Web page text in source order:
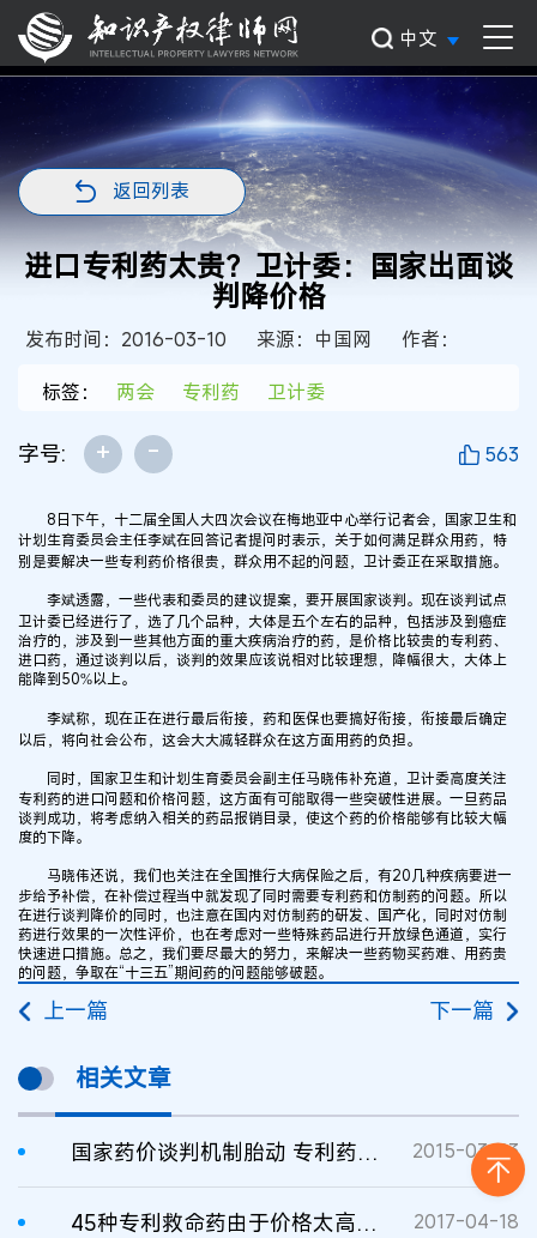
中文
返回列表
进口专利药太贵？卫计委：国家出面谈
判降价格
发布时间：2016-03-10 来源：中国网
作者：
标签：
两会 专利药 卫计委
字号: + - 563
8日下午，十二届全国人大四次会议在梅地亚中心举行记者会，国家卫生和
计划生育委员会主任李斌在回答记者提问时表示，关于如何满足群众用药，特
别是要解决一些专利药价格很贵，群众用不起的问题，卫计委正在采取措施。
李斌透露，一些代表和委员的建议提案，要开展国家谈判。现在谈判试点
卫计委已经进行了，选了几个品种，大体是五个左右的品种，包括涉及到癌症
治疗的，涉及到一些其他方面的重大疾病治疗的药，是价格比较贵的专利药、
进口药，通过谈判以后，谈判的效果应该说相对比较理想，降幅很大，大体上
能降到50%以上。
李斌称，现在正在进行最后衔接，药和医保也要搞好衔接，衔接最后确定
以后，将向社会公布，这会大大减轻群众在这方面用药的负担。
同时，国家卫生和计划生育委员会副主任马晓伟补充道，卫计委高度关注
专利药的进口问题和价格问题，这方面有可能取得一些突破性进展。一旦药品
谈判成功，将考虑纳入相关的药品报销目录，使这个药的价格能够有比较大幅
度的下降。
马晓伟还说，我们也关注在全国推行大病保险之后，有20几种疾病要进一
步给予补偿，在补偿过程当中就发现了同时需要专利药和仿制药的问题。所以
在进行谈判降价的同时，也注意在国内对仿制药的研发、国产化，同时对仿制
药进行效果的一次性评价，也在考虑对一些特殊药品进行开放绿色通道，实行
快速进口措施。总之，我们要尽最大的努力，来解决一些药物买药难、用药贵
的问题，争取在“十三五”期间药的问题能够破题。
上一篇 下一篇
相关文章
国家药价谈判机制胎动 专利药独家药最先谈判 2015-03-23
45种专利救命药由于价格太高未入医保 2017-04-18